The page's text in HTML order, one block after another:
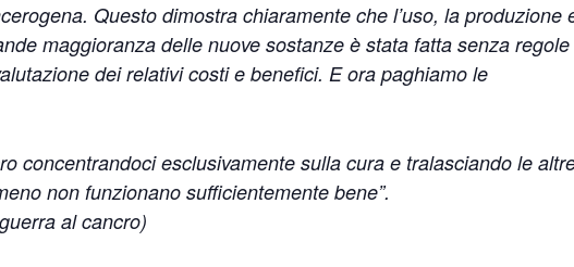
Questo dimostra chiaramente che l’uso, la produzione
maggioranza delle nuove sostanze è stata fatta senza regole
dei relativi costi e benefici. E ora paghiamo le
concentrandoci esclusivamente sulla cura e tralasciando le
non funzionano sufficientemente bene”.
al cancro)